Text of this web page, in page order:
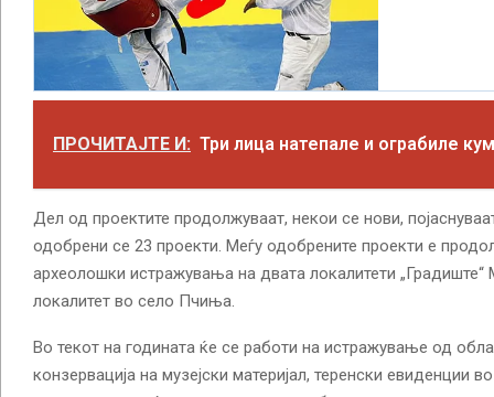
ПРОЧИТАЈТЕ И: Три лица натепале и ограбиле
Дел од проектите продолжуваат, некои се нови,
одобрени се 23 проекти. Меѓу одобрените проекти е
археолошки истражувања на двата локалитети
локалитет во село Пчиња.
Во текот на годината ќе се работи на истражување од
конзервација на музејски материјал, теренски евиденции